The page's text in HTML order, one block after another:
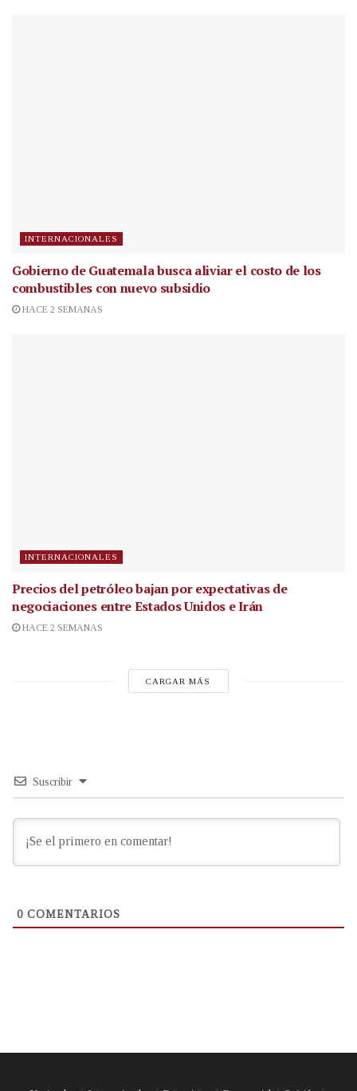
INTERNACIONALES
Gobierno de Guatemala busca aliviar el costo de los
combustibles con nuevo subsidio
HACE 2 SEMANAS
INTERNACIONALES
Precios del petróleo bajan por expectativas de
negociaciones entre Estados Unidos e Irán
HACE 2 SEMANAS
CARGAR MÁS
Suscribir
0 COMENTARIOS